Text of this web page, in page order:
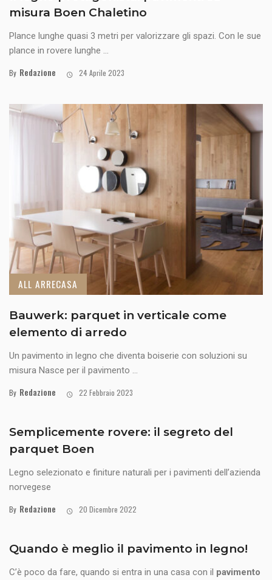
misura Boen Chaletino
Plance lunghe quasi 3 metri per valorizzare gli spazi. Con le sue
plance in rovere lunghe ...
By Redazione 24 Aprile 2023
ALL ARRECASA
Bauwerk: parquet in verticale come
elemento di arredo
Un pavimento in legno che diventa boiserie con soluzioni su
misura Nasce per il pavimento ...
By Redazione 22 Febbraio 2023
Semplicemente rovere: il segreto del
parquet Boen
Legno selezionato e finiture naturali per i pavimenti dell’azienda
norvegese
By Redazione 20 Dicembre 2022
Quando è meglio il pavimento in legno!
C’è poco da fare, quando si entra in una casa con il pavimento